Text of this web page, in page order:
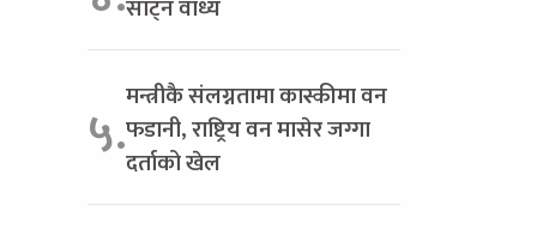
साट्न वाध्य
५.मन्त्रीकै संलग्नतामा कास्कीमा वन
फडानी, राष्ट्रिय वन मासेर जग्गा
दर्ताको खेल